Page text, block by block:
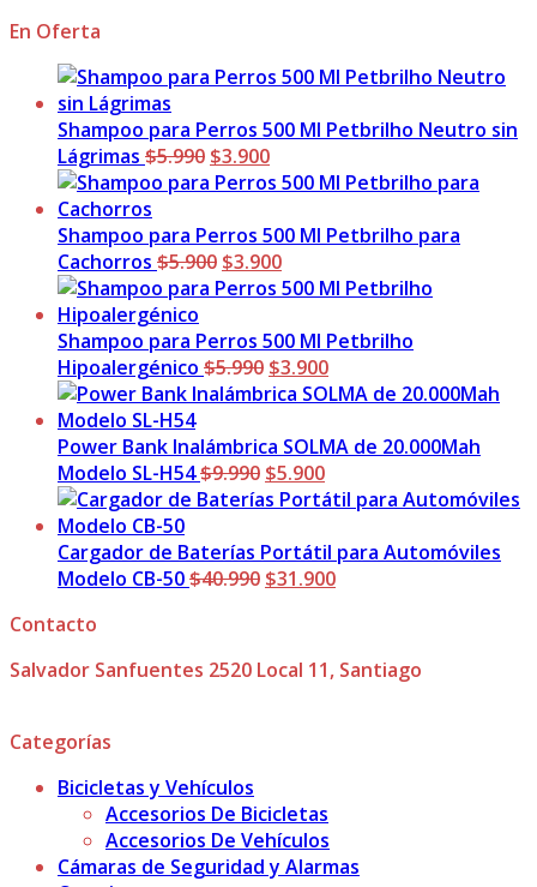
En Oferta
Shampoo para Perros 500 Ml Petbrilho Neutro sin
Lágrimas $5.990 El
precio
era:
$5.990.
$3.900El
precio
es:
$3.900.
Shampoo para Perros 500 Ml Petbrilho para
Cachorros $5.900 El
precio
era:
$5.900.
$3.900El
precio
es:
$3.900.
Shampoo para Perros 500 Ml Petbrilho
Hipoalergénico $5.990 El
precio
era:
$5.990.
$3.900El
precio
es:
Power Bank Inalámbrica SOLMA de 20.000Mah
Modelo SL-H54$9.990 El
precio
era:
$9.990.
$5.900El
precio
es:
$5.900.
Cargador de Baterías Portátil para Automóviles
Modelo CB-50$40.990 El
$40.990.
$31.900El
es:
$31.900.
Contacto
Salvador Sanfuentes 2520 Local 11, Santiago
Categorías
Bicicletas y Vehículos
Accesorios De Bicicletas
Accesorios De Vehículos
Cámaras de Seguridad y Alarmas